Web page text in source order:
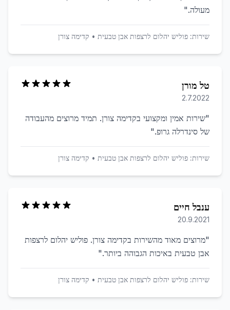
מעולה."
שירות: פוליש יהלום לרצפות אבן טבעית • קדימה צורן
טל מורן
2.7.2022
"שירות אמין ומקצועי בקדימה צורן. תמיד מרוצים מהעבודה
של סינדרלה גרופ."
שירות: פוליש יהלום לרצפות אבן טבעית • קדימה צורן
ענבל חיים
20.9.2021
"מרוצים מאוד מהשירות בקדימה צורן. פוליש יהלום לרצפות
אבן טבעית באיכות הגבוהה ביותר."
שירות: פוליש יהלום לרצפות אבן טבעית • קדימה צורן